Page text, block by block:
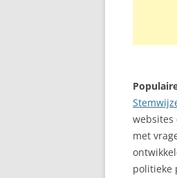
websites
met
politieke